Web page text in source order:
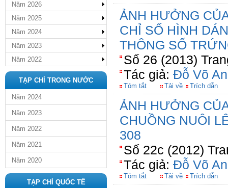
Năm 2026
Năm 2025
Năm 2024
Năm 2023
Năm 2022
TẠP CHÍ TRONG NƯỚC
Năm 2024
Năm 2023
Năm 2022
Năm 2021
Năm 2020
TẠP CHÍ QUỐC TẾ
ẢNH HƯỞNG
CHỈ SỐ HÌNH
THÔNG SỐ
Số 26 (2013)
Tác giả: Đỗ Võ
Tóm tắt Tải về Trích dẫn
ẢNH HƯỞNG
CHUỒNG NUÔI
308
Số 22c (2012)
Tác giả: Đỗ Võ
Tóm tắt Tải về Trích dẫn